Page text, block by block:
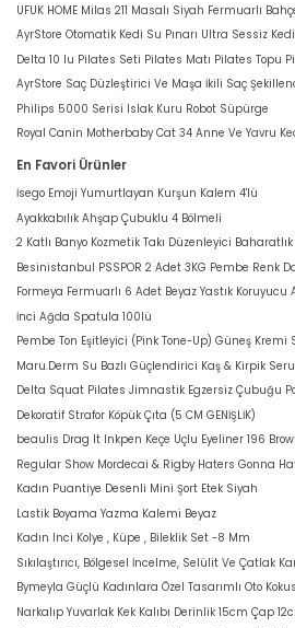
UFUK HOME Milas 211 Masalı Siyah Fermuarlı
AyrStore Otomatik Kedi Su Pınarı Ultra Sessiz
Delta 10 lu Pilates Seti Pilates Matı Pilates Topu
AyrStore Saç Düzleştirici Ve Maşa İkili Saç
Philips 5000 Serisi Islak Kuru Robot Süpürge
Royal Canin Motherbaby Cat 34 Anne Ve Yavru
En Favori Ürünler
İsego Emoji Yumurtlayan Kurşun Kalem 4'lü
Ayakkabılık Ahşap Çubuklu 4 Bölmeli
2 Katlı Banyo Kozmetik Takı Düzenleyici
Besinistanbul PSSPOR 2 Adet 3KG Pembe Renk
Formeya Fermuarlı 6 Adet Beyaz Yastık Koruyucu
İnci Ağda Spatula 100lü
Pembe Ton Eşitleyici (Pink Tone-Up) Güneş Kremi
Maru.Derm Su Bazlı Güçlendirici Kaş & Kirpik
Delta Squat Pilates Jimnastik Egzersiz Çubuğu
Dekoratif Strafor Köpük Çıta (5 CM GENİŞLİK)
beaulis Drag It Inkpen Keçe Uçlu Eyeliner 196
Regular Show Mordecai & Rigby Haters Gonna
Kadın Puantiye Desenli Mini Şort Etek Siyah
Lastik Boyama Yazma Kalemi Beyaz
Kadın Inci Kolye , Küpe , Bileklik Set -8 Mm
Sıkılaştırıcı, Bölgesel İncelme, Selülit Ve Çatlak
Bymeyla Güçlü Kadınlara Özel Tasarımlı Oto
Narkalıp Yuvarlak Kek Kalıbı Derinlik 15cm Çap